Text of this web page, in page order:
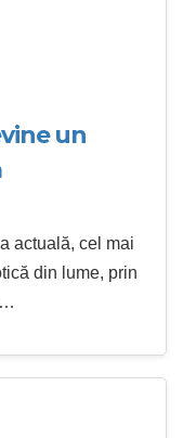
un
actuală, cel mai
din lume, prin